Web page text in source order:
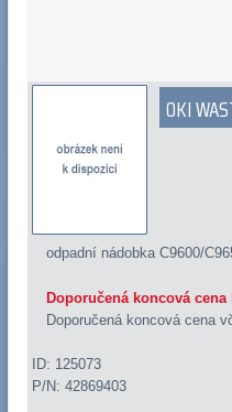
OKI
odpadní nádobka C9600/
Doporučená koncová cena
Doporučená koncová cena
ID: 125073
P/N: 42869403